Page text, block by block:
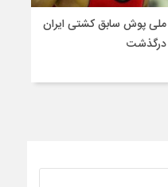
ملی پوش سابق کشتی ایران
درگذشت